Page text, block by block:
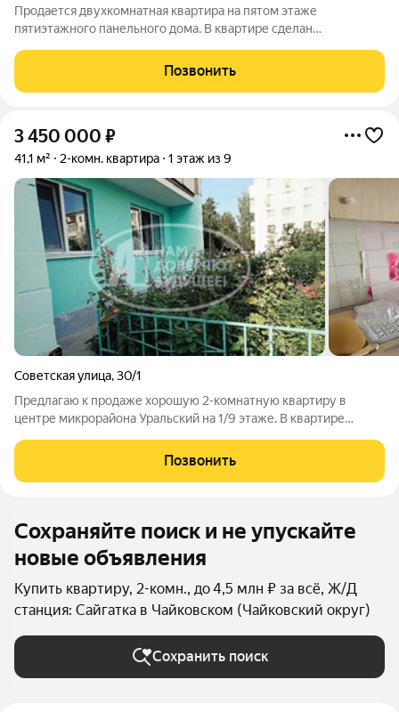
Продается двухкомнатная квартира на пятом этаже
пятиэтажного панельного дома. В квартире сделан
качественный линолеум, батареи биметаллические, трубы
поменяны, счетчики установлены. Комнаты
Позвонить
3 450 000 ₽
41,1 м² 2-комн. квартира 1 этаж из 9
Советская улица,30/1
Предлагаю к продаже хорошую 2-комнатную квартиру в
центре микрорайона Уральский на 1/9 этаже. В квартире
инфраструктура рядом, школа, детский сад, остановка
общественного транспорта. Один взрослый
Позвонить
Сохраняйте поиск и не упускайте
новые объявления
Купить квартиру, 2-комн., до 4,5 млн ₽ за всё, Ж/Д
станция: Сайгатка в Чайковском (Чайковский округ)
Сохранить поиск